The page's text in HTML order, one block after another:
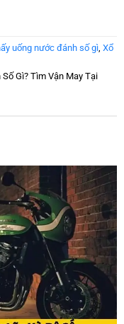
uống nước đánh số gì, Xổ
Gì? Tìm Vận May Tại